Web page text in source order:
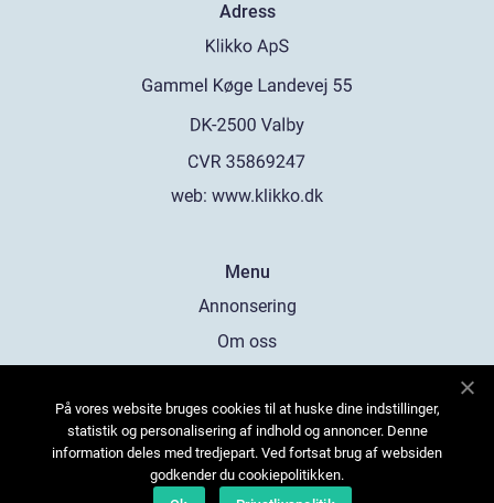
Adress
web: www.klikko.dk
Menu
Annonsering
Om oss
Kontakta oss
Sitemap
På vores website bruges cookies til at huske dine indstillinger,
statistik og personalisering af indhold og annoncer. Denne
information deles med tredjepart. Ved fortsat brug af websiden
godkender du cookiepolitikken.